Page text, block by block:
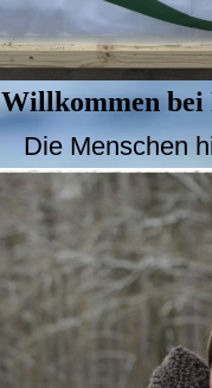
Willkommen bei
Die Menschen